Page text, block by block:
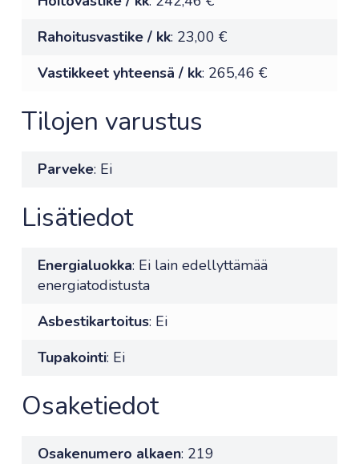
Rahoitusvastike / kk: 23,00 €
Vastikkeet yhteensä / kk: 265,46 €
Tilojen varustus
Parveke: Ei
Lisätiedot
Energialuokka: Ei lain edellyttämää
energiatodistusta
Asbestikartoitus: Ei
Tupakointi: Ei
Osaketiedot
Osakenumero alkaen: 219